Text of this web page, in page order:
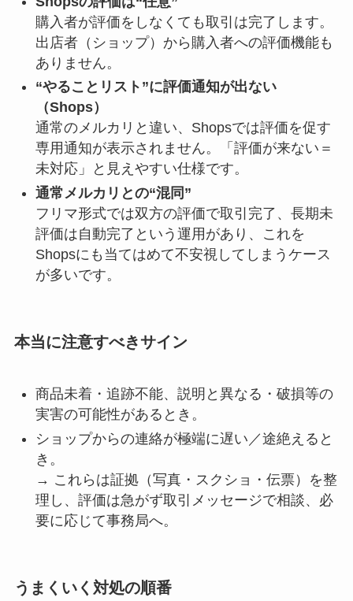
購入者が評価をしなくても取引は完了します。
出店者（ショップ）から購入者への評価機能も
ありません。
“やることリスト”に評価通知が出ない
（Shops）
通常のメルカリと違い、Shopsでは評価を促す
専用通知が表示されません。「評価が来ない＝
未対応」と見えやすい仕様です。
通常メルカリとの“混同”
フリマ形式では双方の評価で取引完了、長期未
評価は自動完了という運用があり、これを
Shopsにも当てはめて不安視してしまうケース
が多いです。
本当に注意すべきサイン
商品未着・追跡不能、説明と異なる・破損等の
実害の可能性があるとき。
ショップからの連絡が極端に遅い／途絶えると
き。
→ これらは証拠（写真・スクショ・伝票）を整
理し、評価は急がず取引メッセージで相談、必
要に応じて事務局へ。
うまくいく対処の順番